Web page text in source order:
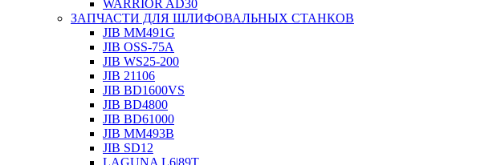
WARRIOR AD30
ЗАПЧАСТИ ДЛЯ ШЛИФОВАЛЬНЫХ СТАНКОВ
JIB MM491G
JIB OSS-75A
JIB WS25-200
JIB 21106
JIB BD1600VS
JIB BD4800
JIB BD61000
JIB MM493B
JIB SD12
LAGUNA L6|89T